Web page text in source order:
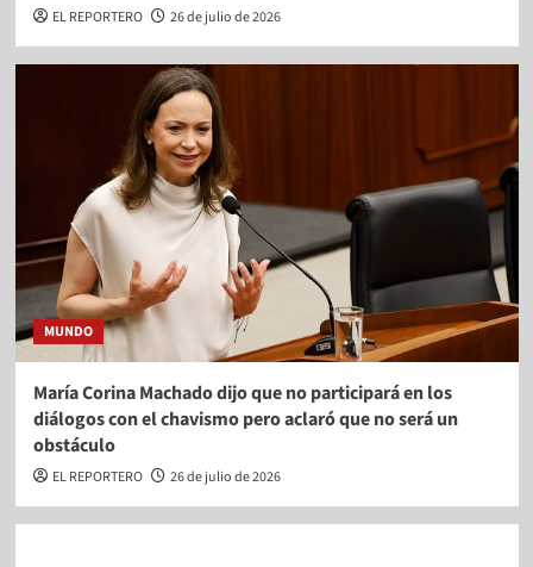
EL REPORTERO 26 de julio de 2026
MUNDO
María Corina Machado dijo que no participará en los
diálogos con el chavismo pero aclaró que no será un
obstáculo
EL REPORTERO 26 de julio de 2026